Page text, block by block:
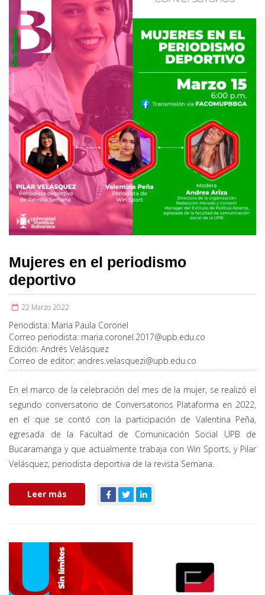
Mujeres en el periodismo
deportivo
22 Marzo 2022
Periodista: Maria Paula Coronel
Correo periodista: maria.coronel.2017@upb.edu.co
Edición: Andrés Velásquez
Correo de editor: andres.velasquezi@upb.edu.co
En el marco de la celebración del mes de la mujer, se realizó el
segundo conversatorio de Conversatorios Plataforma en 2022,
en el que se contó con la participación de Valentina Peña,
egresada de la Facultad de Comunicación Social UPB de
Bucaramanga y que actualmente trabaja con Win Sports, y Pilar
Velásquez, periodista deportiva de la revista Semana.
Leer más